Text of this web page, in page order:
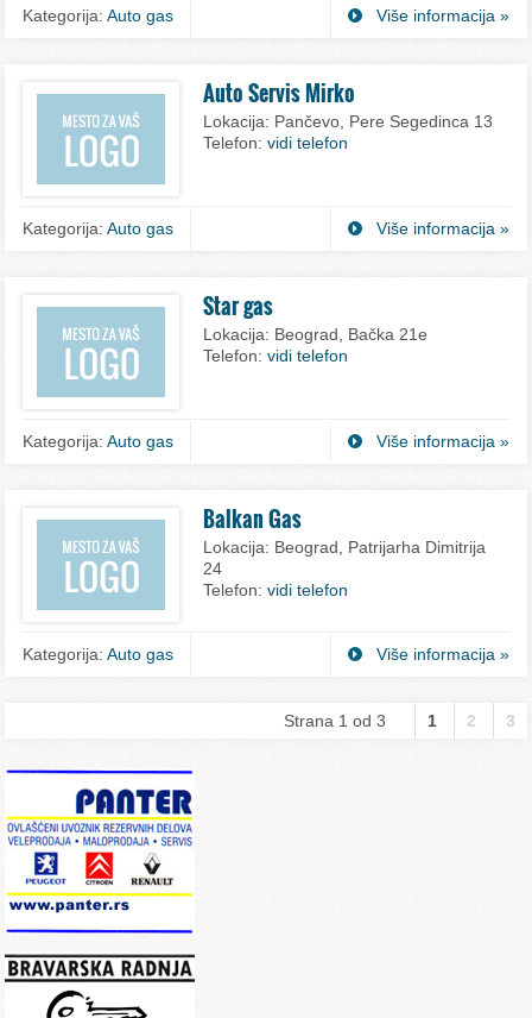
Kategorija:Auto gas Više informacija »
Auto Servis Mirko
Lokacija: Pančevo, Pere Segedinca 13
Telefon:vidi telefon
Kategorija:Auto gas Više informacija »
Star gas
Lokacija: Beograd, Bačka 21e
Telefon:vidi telefon
Kategorija:Auto gas Više informacija »
Balkan Gas
Lokacija: Beograd, Patrijarha Dimitrija
24
Telefon:vidi telefon
Kategorija:Auto gas Više informacija »
Strana 1 od 3 1 2 3